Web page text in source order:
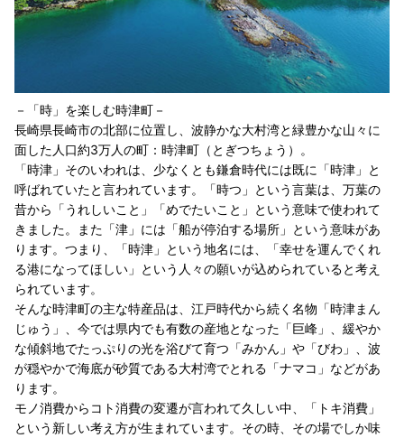
－「時」を楽しむ時津町－
長崎県長崎市の北部に位置し、波静かな大村湾と緑豊かな山々に
面した人口約3万人の町：時津町（とぎつちょう）。
「時津」そのいわれは、少なくとも鎌倉時代には既に「時津」と
呼ばれていたと言われています。「時つ」という言葉は、万葉の
昔から「うれしいこと」「めでたいこと」という意味で使われて
きました。また「津」には「船が停泊する場所」という意味があ
ります。つまり、「時津」という地名には、「幸せを運んでくれ
る港になってほしい」という人々の願いが込められていると考え
られています。
そんな時津町の主な特産品は、江戸時代から続く名物「時津まん
じゅう」、今では県内でも有数の産地となった「巨峰」、緩やか
な傾斜地でたっぷりの光を浴びて育つ「みかん」や「びわ」、波
が穏やかで海底が砂質である大村湾でとれる「ナマコ」などがあ
ります。
モノ消費からコト消費の変遷が言われて久しい中、「トキ消費」
という新しい考え方が生まれています。その時、その場でしか味